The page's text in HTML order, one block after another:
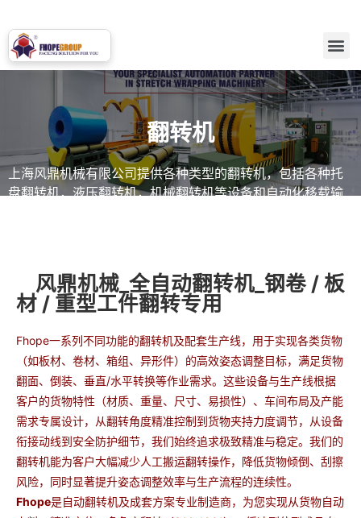
翻转机
上海风鼎机械有限公司提供各种类型的翻转机，包括各种托
盘翻转机，液压翻转机，机械翻转机等设备和自动化移载输
风鼎机械_全自动翻转机_钢卷 / 板
材 / 重型工件翻转专用
Fhope一系列不同功能的翻转机及配套生产线，用于实现各类货物
（如板材、卷材、箱组、异形件）的高效姿态调整目标，满足货物
翻面、倒装、垂直/水平转换等作业需求。这些设备与生产线根据
客户的货物特性（材质、重量、尺寸、易损性）、车间布局及产能
需求专属设计，从翻转角度精准控制到货物夹持力度调节，从设备
衔接动线到安全防护细节，我们始终追求极致精准与稳定。我们的
翻转机能为客户大幅减少人工搬运翻转操作，降低货物倾倒、刮擦
风险，同时显著提升姿态调整效率与生产流程的连续性。
Fhope是自动翻转机及成套方案专业制造商，为您实现从货物自动